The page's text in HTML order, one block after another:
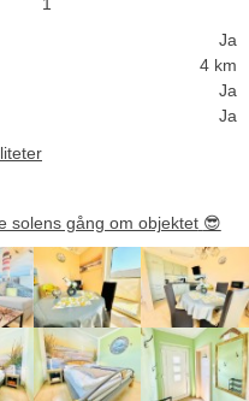
Ja
4 km
Ja
Ja
solens gång om objektet 😎